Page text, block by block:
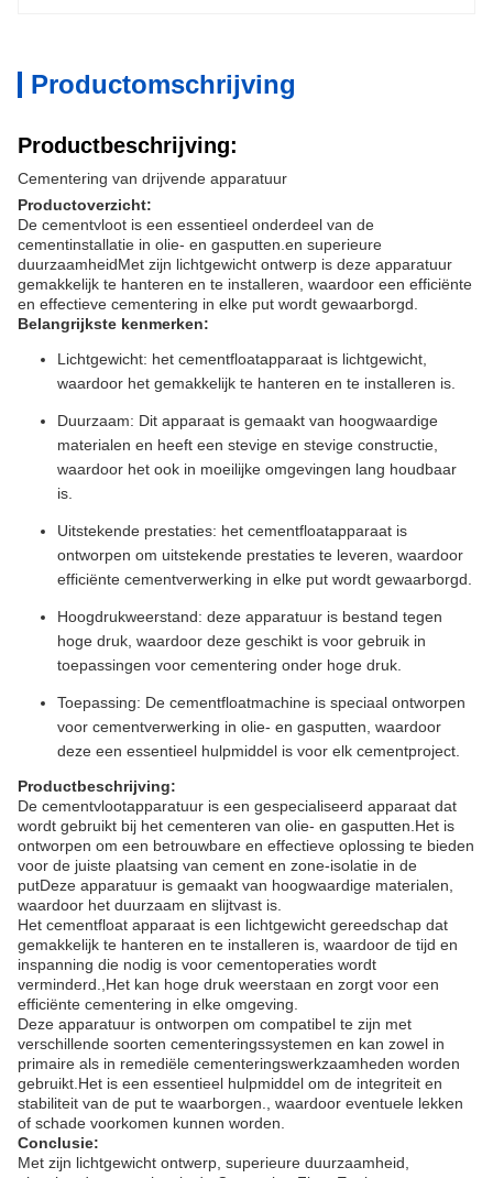
Productomschrijving
Productbeschrijving:
Cementering van drijvende apparatuur
Productoverzicht:
De cementvloot is een essentieel onderdeel van de
cementinstallatie in olie- en gasputten.en superieure
duurzaamheidMet zijn lichtgewicht ontwerp is deze apparatuur
gemakkelijk te hanteren en te installeren, waardoor een efficiënte
en effectieve cementering in elke put wordt gewaarborgd.
Belangrijkste kenmerken:
Lichtgewicht: het cementfloatapparaat is lichtgewicht,
waardoor het gemakkelijk te hanteren en te installeren is.
Duurzaam: Dit apparaat is gemaakt van hoogwaardige
materialen en heeft een stevige en stevige constructie,
waardoor het ook in moeilijke omgevingen lang houdbaar
is.
Uitstekende prestaties: het cementfloatapparaat is
ontworpen om uitstekende prestaties te leveren, waardoor
efficiënte cementverwerking in elke put wordt gewaarborgd.
Hoogdrukweerstand: deze apparatuur is bestand tegen
hoge druk, waardoor deze geschikt is voor gebruik in
toepassingen voor cementering onder hoge druk.
Toepassing: De cementfloatmachine is speciaal ontworpen
voor cementverwerking in olie- en gasputten, waardoor
deze een essentieel hulpmiddel is voor elk cementproject.
Productbeschrijving:
De cementvlootapparatuur is een gespecialiseerd apparaat dat
wordt gebruikt bij het cementeren van olie- en gasputten.Het is
ontworpen om een betrouwbare en effectieve oplossing te bieden
voor de juiste plaatsing van cement en zone-isolatie in de
putDeze apparatuur is gemaakt van hoogwaardige materialen,
waardoor het duurzaam en slijtvast is.
Het cementfloat apparaat is een lichtgewicht gereedschap dat
gemakkelijk te hanteren en te installeren is, waardoor de tijd en
inspanning die nodig is voor cementoperaties wordt
verminderd.,Het kan hoge druk weerstaan en zorgt voor een
efficiënte cementering in elke omgeving.
Deze apparatuur is ontworpen om compatibel te zijn met
verschillende soorten cementeringssystemen en kan zowel in
primaire als in remediële cementeringswerkzaamheden worden
gebruikt.Het is een essentieel hulpmiddel om de integriteit en
stabiliteit van de put te waarborgen., waardoor eventuele lekken
of schade voorkomen kunnen worden.
Conclusie:
Met zijn lichtgewicht ontwerp, superieure duurzaamheid,